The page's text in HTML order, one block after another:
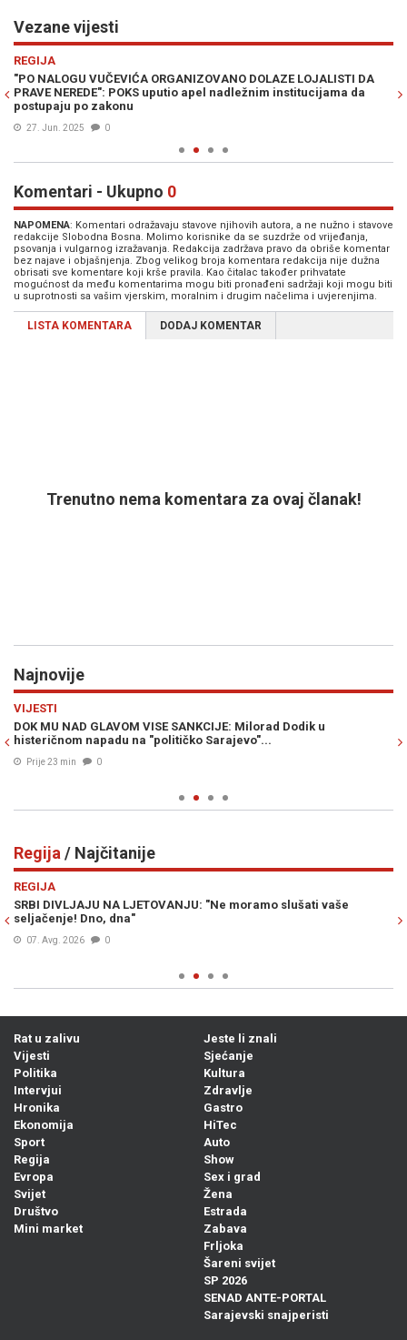
Vezane vijesti
REGIJA
"PO NALOGU VUČEVIĆA ORGANIZOVANO DOLAZE LOJALISTI DA
PRAVE NEREDE": POKS uputio apel nadležnim institucijama da
postupaju po zakonu
27. Jun. 2025 0
Komentari - Ukupno 0
NAPOMENA: Komentari odražavaju stavove njihovih autora, a ne nužno i stavove
redakcije Slobodna Bosna. Molimo korisnike da se suzdrže od vrijeđanja,
psovanja i vulgarnog izražavanja. Redakcija zadržava pravo da obriše komentar
bez najave i objašnjenja. Zbog velikog broja komentara redakcija nije dužna
obrisati sve komentare koji krše pravila. Kao čitalac također prihvatate
mogućnost da među komentarima mogu biti pronađeni sadržaji koji mogu biti
u suprotnosti sa vašim vjerskim, moralnim i drugim načelima i uvjerenjima.
LISTA KOMENTARA DODAJ KOMENTAR
Trenutno nema komentara za ovaj članak!
Najnovije
VIJESTI
DOK MU NAD GLAVOM VISE SANKCIJE: Milorad Dodik u
histeričnom napadu na "političko Sarajevo"...
Prije 23 min 0
Regija / Najčitanije
REGIJA
SRBI DIVLJAJU NA LJETOVANJU: "Ne moramo slušati vaše
seljačenje! Dno, dna"
07. Avg. 2026 0
Rat u zalivu
Vijesti
Politika
Intervjui
Hronika
Ekonomija
Sport
Regija
Evropa
Svijet
Društvo
Mini market
Jeste li znali
Sjećanje
Kultura
Zdravlje
Gastro
HiTec
Auto
Show
Sex i grad
Žena
Estrada
Zabava
Frljoka
Šareni svijet
SP 2026
SENAD ANTE-PORTAL
Sarajevski snajperisti